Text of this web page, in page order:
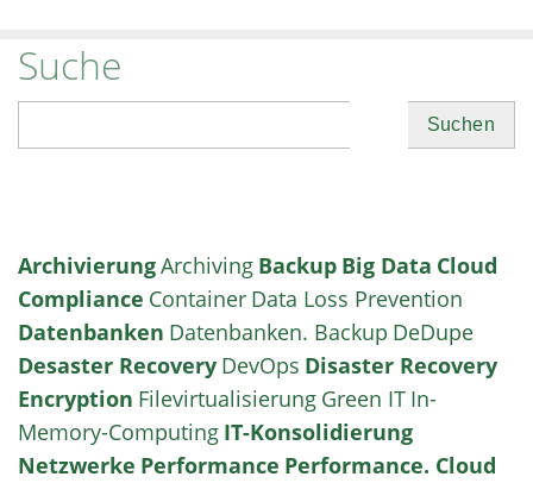
Suche
ArchivierungArchiving Backup Big Data Cloud
Compliance Container Data Loss Prevention
Datenbanken Datenbanken. Backup DeDupe
Desaster Recovery DevOps Disaster Recovery
Encryption Filevirtualisierung Green IT In-
Memory-Computing IT-Konsolidierung
Netzwerke Performance Performance. Cloud